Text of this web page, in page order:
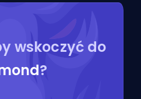
wskoczyć do
?